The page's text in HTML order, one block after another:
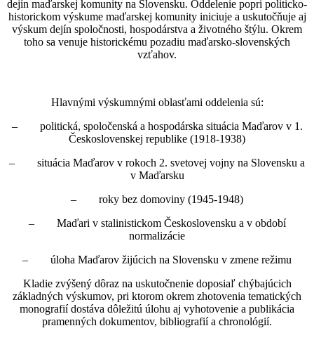
dejín maďarskej komunity na Slovensku. Oddelenie popri politicko-
historickom výskume maďarskej komunity iniciuje a uskutočňuje aj
výskum dejín spoločnosti, hospodárstva a životného štýlu. Okrem
toho sa venuje historickému pozadiu maďarsko-slovenských
vzťahov.
Hlavnými výskumnými oblasťami oddelenia sú:
– politická, spoločenská a hospodárska situácia Maďarov v 1.
Československej republike (1918-1938)
– situácia Maďarov v rokoch 2. svetovej vojny na Slovensku a
v Maďarsku
– roky bez domoviny (1945-1948)
– Maďari v stalinistickom Československu a v období
normalizácie
– úloha Maďarov žijúcich na Slovensku v zmene režimu
Kladie zvýšený dôraz na uskutočnenie doposiaľ chýbajúcich
základných výskumov, pri ktorom okrem zhotovenia tematických
monografií dostáva dôležitú úlohu aj vyhotovenie a publikácia
pramenných dokumentov, bibliografií a chronológií.